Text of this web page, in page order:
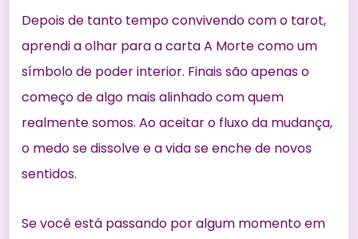
Depois de tanto tempo convivendo com o tarot,
aprendi a olhar para a carta A Morte como um
símbolo de poder interior. Finais são apenas o
começo de algo mais alinhado com quem
realmente somos. Ao aceitar o fluxo da mudança,
o medo se dissolve e a vida se enche de novos
sentidos.
Se você está passando por algum momento em